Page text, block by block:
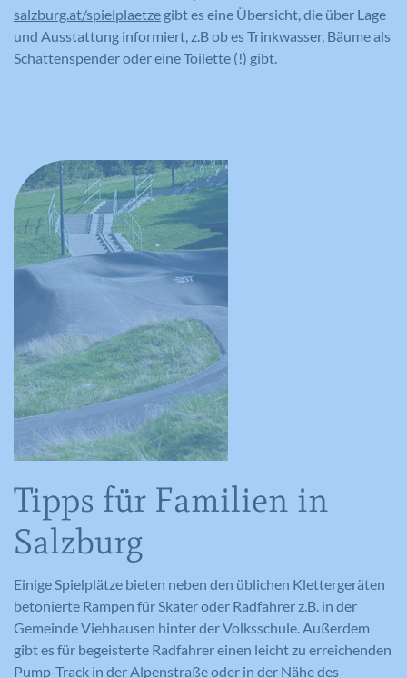
salzburg.at/spielplaetze gibt es eine Übersicht, die über Lage
und Ausstattung informiert, z.B ob es Trinkwasser, Bäume als
Schattenspender oder eine Toilette (!) gibt.
Tipps für Familien in
Salzburg
Einige Spielplätze bieten neben den üblichen Klettergeräten
betonierte Rampen für Skater oder Radfahrer z.B. in der
Gemeinde Viehhausen hinter der Volksschule. Außerdem
gibt es für begeisterte Radfahrer einen leicht zu erreichenden
Pump-Track in der Alpenstraße oder in der Nähe des